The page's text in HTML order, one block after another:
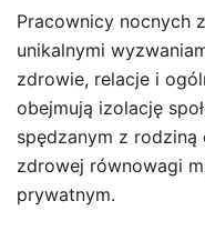
Pracownicy nocnych
unikalnymi
zdrowie, relacje i
obejmują izolację
spędzanym z
zdrowej równowagi
prywatnym.